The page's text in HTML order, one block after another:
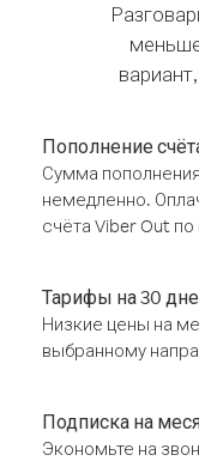
Пополнение
Сумма
немедленно.
счёта Viber Out
Тарифы на 30
Низкие цены на
выбранному
Подписка на
Экономьте на